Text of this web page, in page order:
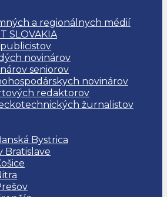
a regionálnych médií
SLOVAKIA
novinárov
seniorov
novinárov
redaktorov
žurnalistov
Bystrica
Bratislave